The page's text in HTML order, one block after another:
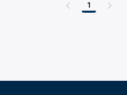
Leht
1